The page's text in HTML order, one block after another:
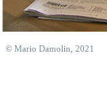
© Mario Damolin, 2021